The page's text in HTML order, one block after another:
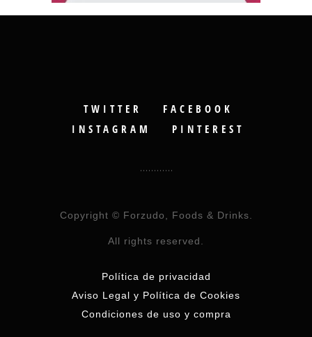
TWITTER
FACEBOOK
INSTAGRAM
PINTEREST
Copyright © Forzudo, Foods & Drinks.
All rights reserved.
Política de privacidad
Aviso Legal y Política de Cookies
Condiciones de uso y compra